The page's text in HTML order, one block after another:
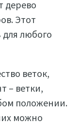
дерево
Этот
любого
веток,
– ветки,
положении.
можно